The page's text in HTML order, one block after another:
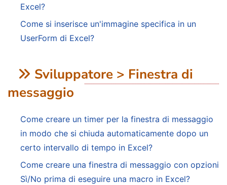
Excel?
Come si inserisce un'immagine specifica in un
UserForm di Excel?
Sviluppatore > Finestra di
messaggio
Come creare un timer per la finestra di messaggio
in modo che si chiuda automaticamente dopo un
certo intervallo di tempo in Excel?
Come creare una finestra di messaggio con opzioni
Sì/No prima di eseguire una macro in Excel?